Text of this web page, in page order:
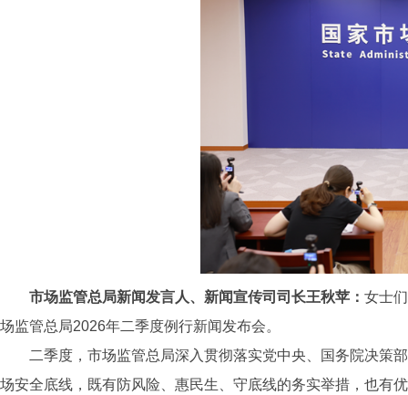
市场监管总局新闻发言人、新闻宣传司司长王秋苹： 女士
场监管总局2026年二季度例行新闻发布会。
二季度，市场监管总局深入贯彻落实党中央、国务院决策
场安全底线，既有防风险、惠民生、守底线的务实举措，也有